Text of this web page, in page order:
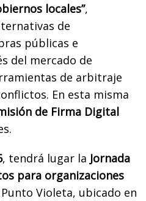
locales”,
de
públicas e
del mercado de
de arbitraje
En esta misma
de Firma Digital
, tendrá lugar la Jornada
para organizaciones
Violeta, ubicado en